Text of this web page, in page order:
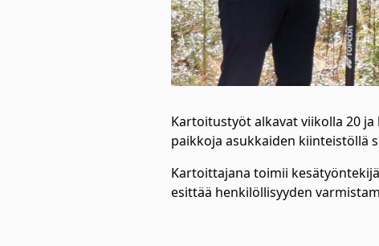
Kartoitustyöt alkavat viikolla 20
paikkoja asukkaiden kiinteistöllä
Kartoittajana toimii
esittää henkilöllisyyden